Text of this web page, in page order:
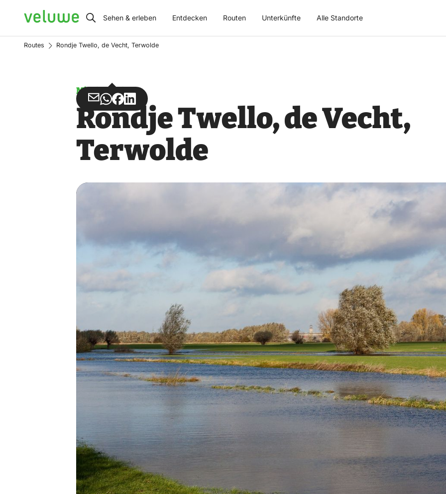
Veluwe Sehen & erleben Entdecken Routen Unterkünfte Alle Standorte
Routes Rondje Twello, de Vecht, Terwolde
Missbrauch
Teilen
über
Teilen
über
Teilen
auf
Facebook
Teilen
auf
LinkedIn
Rondje Twello, de Vecht,
Terwolde